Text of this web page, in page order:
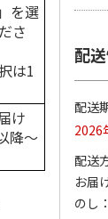
『ジョジョの
冒険 黄金の
チョコラータと
…（7）
円
別・税込) (
を選
さ
は1
け
降～
配
配送
2026
配送
お届
のし